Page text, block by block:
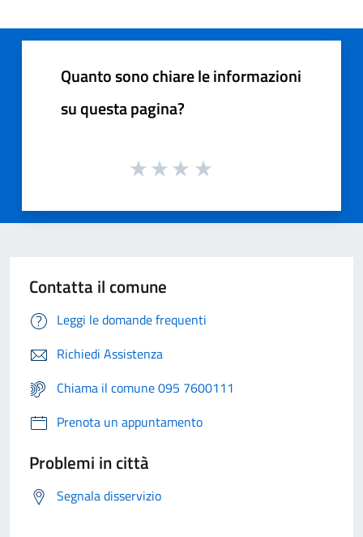
Quanto sono chiare le informazioni
su questa pagina?
Contatta il comune
Leggi le domande frequenti
Richiedi Assistenza
Chiama il comune 095 7600111
Prenota un appuntamento
Problemi in città
Segnala disservizio